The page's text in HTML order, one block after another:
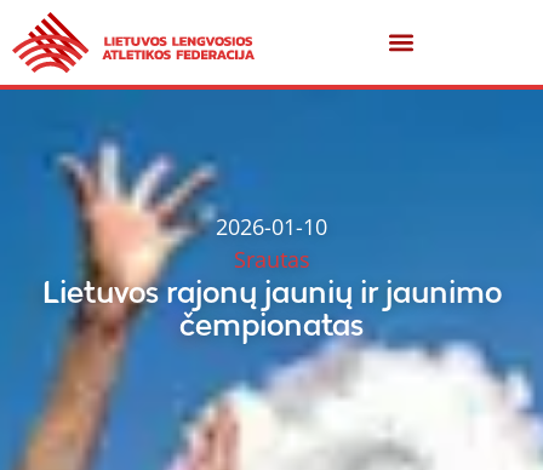
2026-01-10
Srautas
Lietuvos rajonų jaunių ir jaunimo
čempionatas